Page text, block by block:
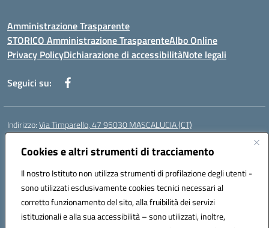
Cookies e altri strumenti di tracciamento
Il nostro Istituto non utilizza strumenti di profilazione degli utenti -
sono utilizzati esclusivamente cookies tecnici necessari al
corretto funzionamento del sito, alla fruibilità dei servizi
istituzionali e alla sua accessibilità – sono utilizzati, inoltre,
Amministrazione Trasparente
STORICO Amministrazione TrasparenteAlbo Online
Privacy PolicyDichiarazione di accessibilitàNote legali
Seguici su:
Indirizzo:Via Timparello, 47 95030 MASCALUCIA (CT)
Centralino:
Posta elettronica certificata (PEC):ctic8bc002@pec.istruzione.it
Codice fiscale: 93238350875
Codice meccanografico:ctic8bc002
Codice Indice delle Pubbliche Amministrazioni (IPA): istsc_ctic8bc002
Codice unico di fatturazione (CUF): 2PO2JW